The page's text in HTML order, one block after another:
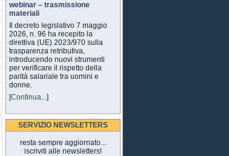
webinar – trasmissione
materiali
Il decreto legislativo 7 maggio
2026, n. 96 ha recepito la
direttiva (UE) 2023/970 sulla
trasparenza retributiva,
introducendo nuovi strumenti
per verificare il rispetto della
parità salariale tra uomini e
donne.
[Continua...]
SERVIZIO NEWSLETTERS
resta sempre aggiornato...
iscriviti alle newsletters!